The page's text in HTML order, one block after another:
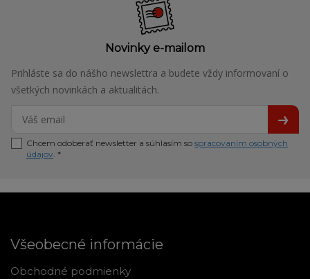
Novinky e-mailom
Prihláste sa do nášho newslettra a budete vždy informovaní o
všetkých novinkách a aktualitách.
Chcem odoberať newsletter a súhlasím so spracovaním osobných
údajov. *
Všeobecné informácie
Obchodné podmienky